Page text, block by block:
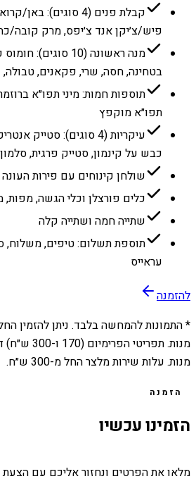
קבלת פנים (4 סוגים):
פיש/צ׳יקן אנד צ׳יפס, מרק קובה/
מנה ראשונה (10
בטחינה, חסה, שרי, פקאנים, טבולה,
תוספות חמות: מיני תפו״א
תפו״א מוקפץ
עיקריות (4 סוגים):
כבש על קינמון, סטייק פרגית,
שולחן קינוחים עם פירות
כלים פורצלן וכלי הגשה, מפות,
שתייה חמה ושתייה קלה
תוספת תשלום: טיפים, משלוח,
עראייס
להזמנה
* התמונות להמחשה בלבד. ניתן להזמין
מנות. עלות שירות מלצר החל מ-300 ש״ח.
הזמנה
הזמינו עכשיו
מלאו את הפרטים ונחזור אליכם עם